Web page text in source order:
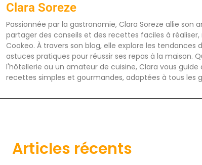
Clara Soreze
Passionnée par la gastronomie, Clara Soreze allie son
partager des conseils et des recettes faciles à
Cookeo. À travers son blog, elle explore les tendances
astuces pratiques pour réussir ses repas à la maison.
l'hôtellerie ou un amateur de cuisine, Clara vous guide
recettes simples et gourmandes, adaptées à tous les
Articles récents